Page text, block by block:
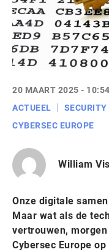
20 MAART 2025 - 10:54
ACTUEEL
SECURITY
CYBERSEC EUROPE
William
Onze digitale
Maar wat als de
vertrouwen,
Cybersec Europe